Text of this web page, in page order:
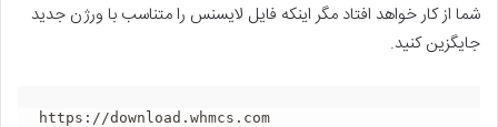
شما از کار خواهد افتاد مگر اینکه فایل لایسنس را متناسب با ورژن جدید
جایگزین کنید.
https://download.whmcs.com